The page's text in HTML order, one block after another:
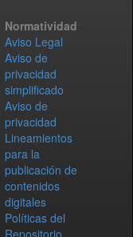
Normatividad
Aviso Legal
Aviso de
privacidad
simplificado
Aviso de
privacidad
Lineamientos
para la
publicación de
contenidos
digitales
Políticas del
Repositorio